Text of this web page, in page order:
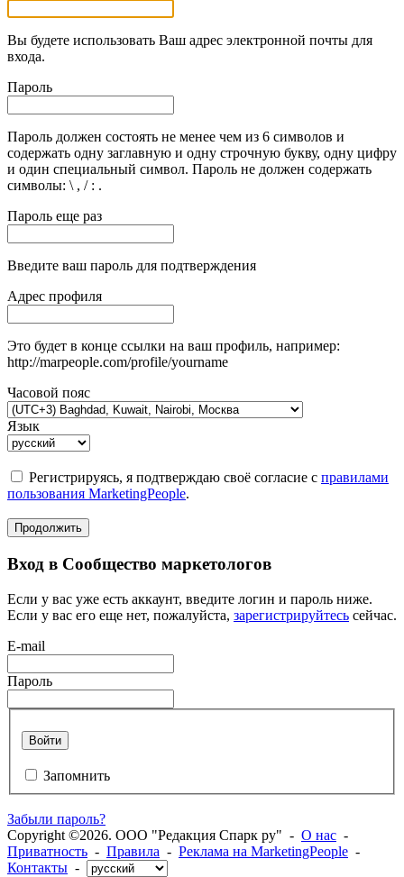
Вы будете использовать Ваш адрес электронной почты для
входа.
Пароль
Пароль должен состоять не менее чем из 6 символов и
содержать одну заглавную и одну строчную букву, одну цифру
и один специальный символ. Пароль не должен содержать
символы: \ , / : .
Пароль еще раз
Введите ваш пароль для подтверждения
Адрес профиля
Это будет в конце ссылки на ваш профиль, например:
http://marpeople.com/profile/yourname
Часовой пояс
Язык
Регистрируясь, я подтверждаю своё согласие с правилами
пользования MarketingPeople.
Продолжить
Вход в Сообщество маркетологов
Если у вас уже есть аккаунт, введите логин и пароль ниже.
Если у вас его еще нет, пожалуйста, зарегистрируйтесь сейчас.
E-mail
Пароль
Войти
Запомнить
Забыли пароль?
Copyright ©2026. ООО "Редакция Спарк ру" - О нас -
Приватность - Правила - Реклама на MarketingPeople -
Контакты -